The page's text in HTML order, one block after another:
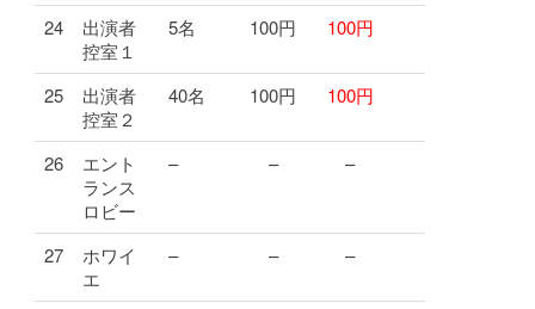
24
出演者
控室１
5名 100円 100円
25
出演者
控室２
40名 100円 100円
26
エント
ランス
ロビー
– – –
27
ホワイ
エ
– – –